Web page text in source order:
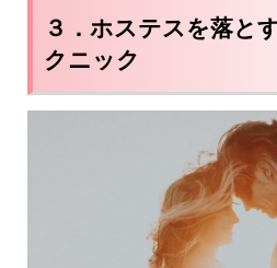
３．ホステスを落と
クニック